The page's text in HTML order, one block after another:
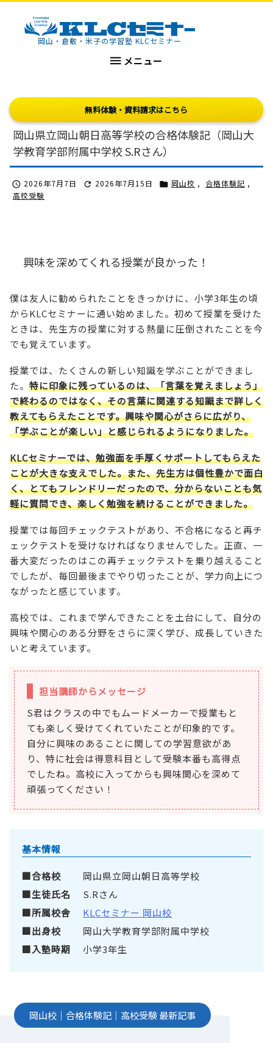
KLCセミナー岡山・倉敷・米子の学習塾 KLCセミナー
 メニュー
無料体験・資料請求はこちら
岡山県立岡山朝日高等学校の合格体験記（岡山大
学教育学部附属中学校 S.Rさん）
 2026年7月7日  2026年7月15日  岡山校 , 合格体験記 ,
高校受験
興味を深めてくれる授業が良かった！
僕は友人に勧められたことをきっかけに、小学3年生の頃
からKLCセミナーに通い始めました。初めて授業を受けた
ときは、先生方の授業に対する熱量に圧倒されたことを今
でも覚えています。
授業では、たくさんの新しい知識を学ぶことができまし
た。 特に印象に残っているのは、「言葉を覚えましょう」
で終わるのではなく、その言葉に関連する知識まで詳しく
教えてもらえたことです。興味や関心がさらに広がり、
「学ぶことが楽しい」と感じられるようになりました。
KLCセミナーでは、勉強面を手厚くサポートしてもらえた
ことが大きな支えでした。また、先生方は個性豊かで面白
く、とてもフレンドリーだったので、分からないことも気
軽に質問でき、楽しく勉強を続けることができました。
授業では毎回チェックテストがあり、不合格になると再チ
ェックテストを受けなければなりませんでした。正直、一
番大変だったのはこの再チェックテストを乗り越えること
でしたが、毎回最後までやり切ったことが、学力向上につ
ながったと感じています。
高校では、これまで学んできたことを土台にして、自分の
興味や関心のある分野をさらに深く学び、成長していきた
いと考えています。
担当講師からメッセージ
S君はクラスの中でもムードメーカーで授業もと
ても楽しく受けてくれていたことが印象的です。
自分に興味のあることに関しての学習意欲があ
り、特に社会は得意科目として受験本番も高得点
でしたね。高校に入ってからも興味関心を深めて
頑張ってください！
基本情報
合格校
岡山県立岡山朝日高等学校
生徒氏名
S.Rさん
所属校舎
KLCセミナー 岡山校
出身校
岡山大学教育学部附属中学校
入塾時期
小学3年生
岡山校｜ 合格体験記｜ 高校受験最新記事